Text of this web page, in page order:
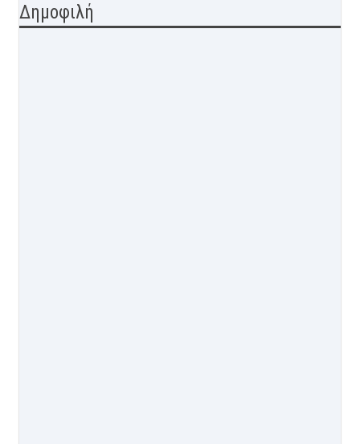
Δημοφιλή